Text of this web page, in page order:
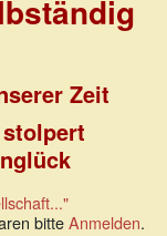
Zeit
bitteAnmelden.